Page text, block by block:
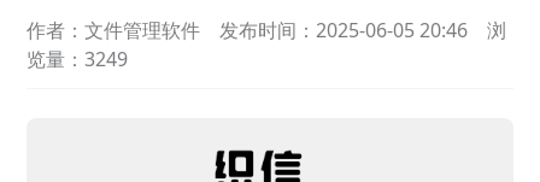
作者：文件管理软件 发布时间：2025-06-05 20:46
浏
览量：3249